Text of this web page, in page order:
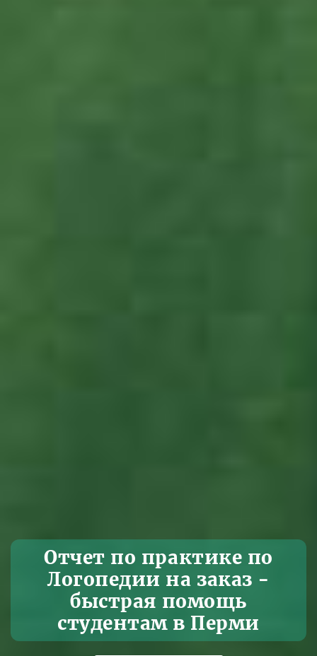
Отчет по практике по
Логопедии на заказ -
быстрая помощь
студентам в Перми